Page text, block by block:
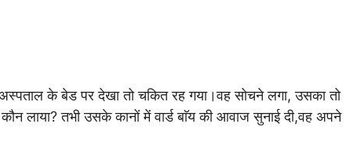
के बेड पर देखा तो चकित रह गया।वह सोचने लगा, उसका तो
लाया? तभी उसके कानों में वार्ड बाॅय की आवाज सुनाई दी,वह अपने